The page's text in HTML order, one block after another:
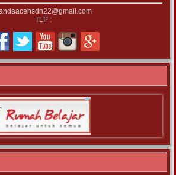
TLP :